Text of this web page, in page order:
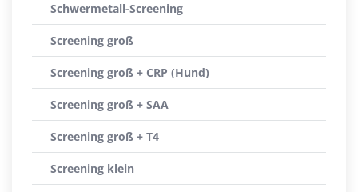
Schwermetall-Screening
Screening groß
Screening groß + CRP (Hund)
Screening groß + SAA
Screening groß + T4
Screening klein